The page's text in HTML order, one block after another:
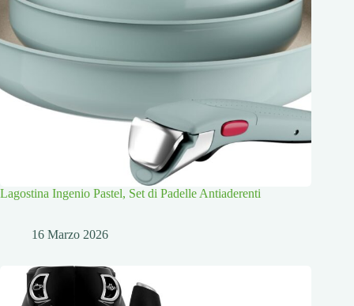
Lagostina Ingenio Pastel, Set di Padelle Antiaderenti
16 Marzo 2026